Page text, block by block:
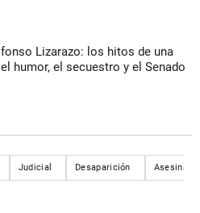
Lizarazo: los hitos de una
humor, el secuestro y el Senado
Judicial Desaparición Asesinato